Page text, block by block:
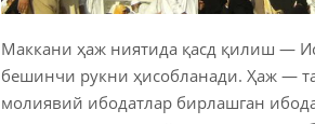
Маккани ҳаж ниятида қасд қилиш —
бешинчи рукни ҳисобланади. Ҳаж —
молиявий ибодатлар бирлашган